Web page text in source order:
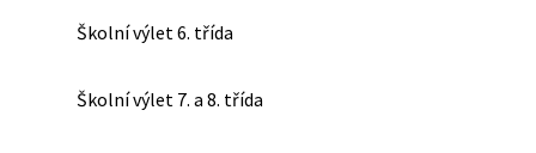
Školní výlet 6. třída
Školní výlet 7. a 8. třída